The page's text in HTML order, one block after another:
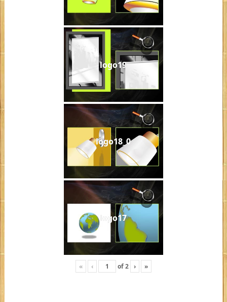
logo19
logo18_0
logo17
« ‹ of2 › »